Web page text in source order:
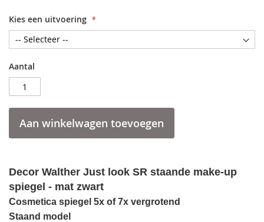
Kies een uitvoering
Aantal
Aan winkelwagen toevoegen
Decor Walther Just look SR staande make-up
spiegel - mat zwart
Cosmetica spiegel 5x of 7x vergrotend
Staand model